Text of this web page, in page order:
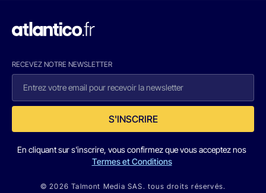
RECEVEZ NOTRE NEWSLETTER
S'INSCRIRE
En cliquant sur s'inscrire, vous confirmez que vous acceptez nos
Termes et Conditions
© 2026 Talmont Media SAS. tous droits réservés.